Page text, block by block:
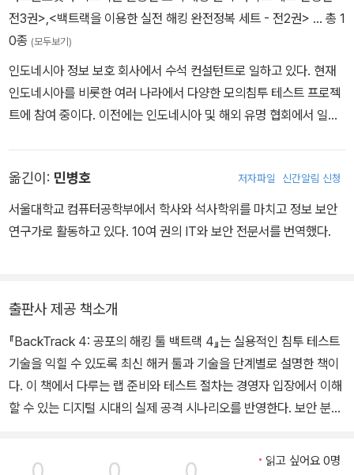
열리는 버그콘(BugCon) 보안 컨퍼런스에도 정기적으로 참가해 최
고의 사이버 위협 및 실질적인 해결책을 제시하고 있다. 『BackTrac
전3권>,<백트랙을 이용한 실전 해킹 완전정복 세트 - 전2권> … 총 1
0종 (모두보기)
인도네시아 정보 보호 회사에서 수석 컨설턴트로 일하고 있다. 현재
인도네시아를 비롯한 여러 나라에서 다양한 모의침투 테스트 프로젝
트에 참여 중이다. 이전에는 인도네시아 및 해외 유명 협회에서 일을
보호 교육 등에서 우수한 실적을 거뒀다. 여유시간에는 연구를 수행
하면서 새로운 것을 배우고 있으며, 인도네시아 보안 협회 활동에도
참여하고, 블로그(http://theriyanto.wordpress.com)도 운영 중
옮긴이: 민병호 저자파일 신간알림 신청
서울대학교 컴퓨터공학부에서 학사와 석사학위를 마치고 정보 보안
연구가로 활동하고 있다. 10여 권의 IT와 보안 전문서를 번역했다.
출판사 제공 책소개
『BackTrack 4: 공포의 해킹 툴 백트랙 4』는 실용적인 침투 테스트
기술을 익힐 수 있도록 최신 해커 툴과 기술을 단계별로 설명한 책이
다. 이 책에서 다루는 랩 준비와 테스트 절차는 경영자 입장에서 이해
할 수 있는 디지털 시대의 실제 공격 시나리오를 반영한다. 보안 분야
적인 과정으로 설명하며 업계 최고의 침투 테스트 전략을 공개한다.
읽고 싶어요 0명